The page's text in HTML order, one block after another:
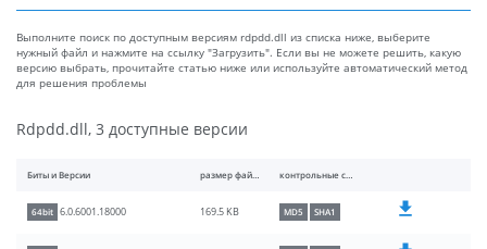
Выполните поиск по доступным версиям rdpdd.dll из списка ниже, выберите
нужный файл и нажмите на ссылку "Загрузить". Если вы не можете решить, какую
версию выбрать, прочитайте статью ниже или используйте автоматический метод
для решения проблемы
Rdpdd.dll, 3 доступные версии
Биты и Версии размер файлы контрольные суммы
64bit 6.0.6001.18000 169.5 KB MD5 SHA1